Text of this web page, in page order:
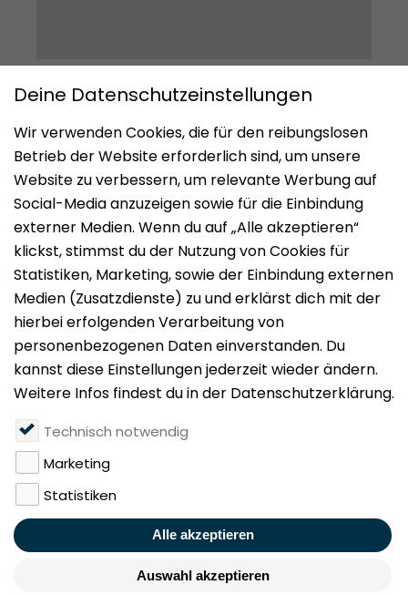
Impressum
Datenschutz
Nutzungsbedingungen
Mieten
Vermieten
Über uns
Presse
Geldwäschegesetz
Rufen Sie uns gerne an:
+49 (0)40 349 14 194